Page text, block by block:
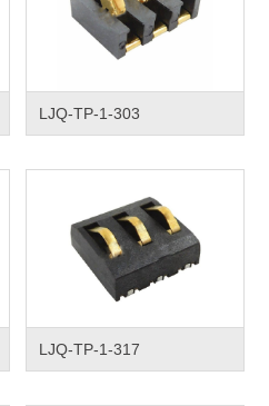
LJQ-TP-1-303
LJQ-TP-1-317